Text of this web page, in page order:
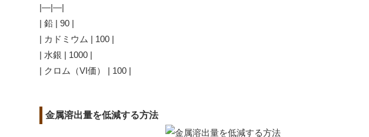
|—|—|
| 鉛 | 90 |
| カドミウム | 100 |
| 水銀 | 1000 |
| クロム（VI価） | 100 |
金属溶出量を低減する方法